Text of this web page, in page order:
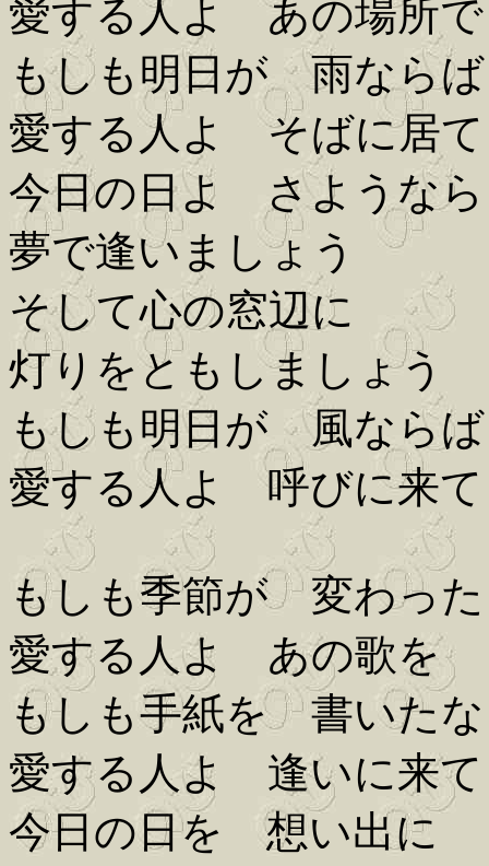
愛する人よ あの場所で
もしも明日が 雨ならば
愛する人よ そばに居て
今日の日よ さようなら
夢で逢いましょう
そして心の窓辺に
灯りをともしましょう
もしも明日が 風ならば
愛する人よ 呼びに来て
もしも季節が 変わっ
愛する人よ あの歌を
もしも手紙を 書いた
愛する人よ 逢いに来て
今日の日を 想い出に